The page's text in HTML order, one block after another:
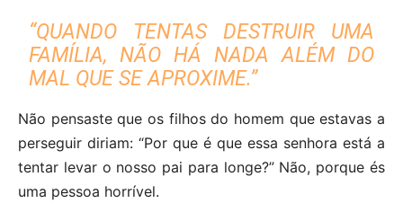
“QUANDO TENTAS DESTRUIR UMA
FAMÍLIA, NÃO HÁ NADA ALÉM DO
MAL QUE SE APROXIME.”
Não pensaste que os filhos do homem que estavas a
perseguir diriam: “Por que é que essa senhora está a
tentar levar o nosso pai para longe?” Não, porque és
uma pessoa horrível.